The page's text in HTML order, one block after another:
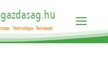
Technológia Természet